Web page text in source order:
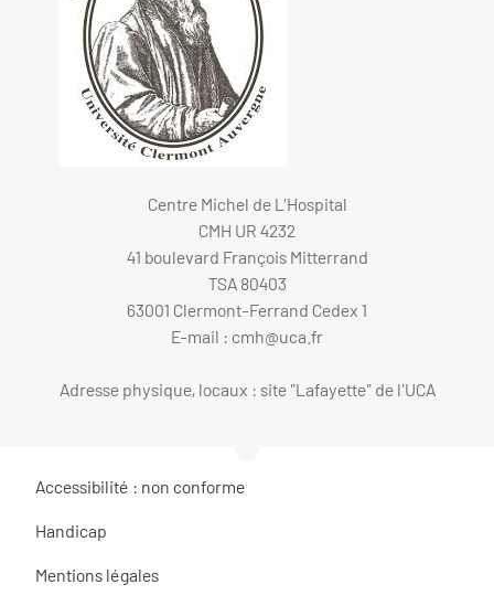
Centre Michel de L'Hospital
CMH UR 4232
41 boulevard François Mitterrand
TSA 80403
63001 Clermont-Ferrand Cedex 1
E-mail : cmh@uca.fr
Adresse physique, locaux : site "Lafayette" de l'UCA
Accessibilité : non conforme
Handicap
Mentions légales